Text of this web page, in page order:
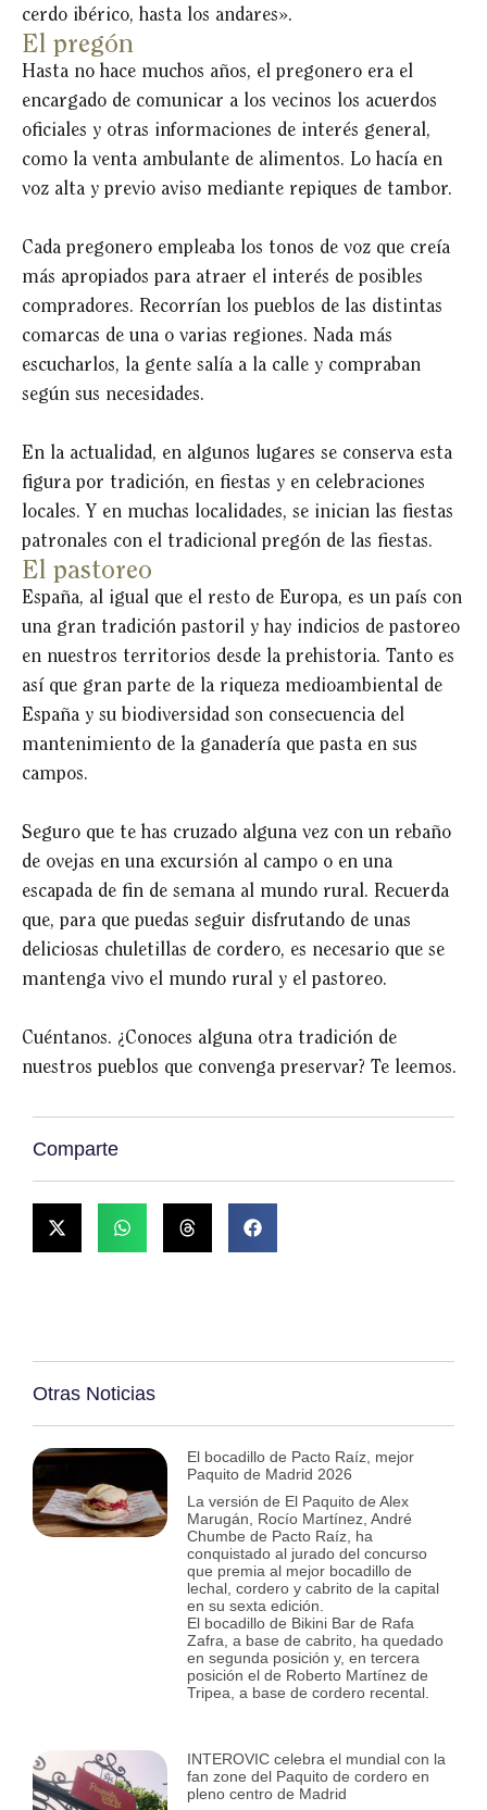
cerdo ibérico, hasta los andares».
El pregón
Hasta no hace muchos años, el pregonero era el
encargado de comunicar a los vecinos los acuerdos
oficiales y otras informaciones de interés general,
como la venta ambulante de alimentos. Lo hacía en
voz alta y previo aviso mediante repiques de tambor.
Cada pregonero empleaba los tonos de voz que creía
más apropiados para atraer el interés de posibles
compradores. Recorrían los pueblos de las distintas
comarcas de una o varias regiones. Nada más
escucharlos, la gente salía a la calle y compraban
según sus necesidades.
En la actualidad, en algunos lugares se conserva esta
figura por tradición, en fiestas y en celebraciones
locales. Y en muchas localidades, se inician las fiestas
patronales con el tradicional pregón de las fiestas.
El pastoreo
España, al igual que el resto de Europa, es un país con
una gran tradición pastoril y hay indicios de pastoreo
en nuestros territorios desde la prehistoria. Tanto es
así que gran parte de la riqueza medioambiental de
España y su biodiversidad son consecuencia del
mantenimiento de la ganadería que pasta en sus
campos.
Seguro que te has cruzado alguna vez con un rebaño
de ovejas en una excursión al campo o en una
escapada de fin de semana al mundo rural. Recuerda
que, para que puedas seguir disfrutando de unas
deliciosas chuletillas de cordero, es necesario que se
mantenga vivo el mundo rural y el pastoreo.
Cuéntanos. ¿Conoces alguna otra tradición de
nuestros pueblos que convenga preservar? Te leemos.
Comparte
Otras Noticias
El bocadillo de Pacto Raíz, mejor
Paquito de Madrid 2026
La versión de El Paquito de Alex
Marugán, Rocío Martínez, André
Chumbe de Pacto Raíz, ha
conquistado al jurado del concurso
que premia al mejor bocadillo de
lechal, cordero y cabrito de la capital
en su sexta edición.
El bocadillo de Bikini Bar de Rafa
Zafra, a base de cabrito, ha quedado
en segunda posición y, en tercera
posición el de Roberto Martínez de
Tripea, a base de cordero recental.
INTEROVIC celebra el mundial con la
fan zone del Paquito de cordero en
pleno centro de Madrid